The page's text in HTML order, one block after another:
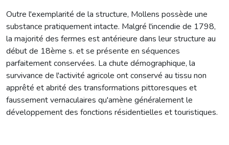
Outre l'exemplarité de la structure, Mollens possède une
substance pratiquement intacte. Malgré l'incendie de 1798,
la majorité des fermes est antérieure dans leur structure au
début de 18ème s. et se présente en séquences
parfaitement conservées. La chute démographique, la
survivance de l'activité agricole ont conservé au tissu non
apprêté et abrité des transformations pittoresques et
faussement vernaculaires qu'amène généralement le
développement des fonctions résidentielles et touristiques.